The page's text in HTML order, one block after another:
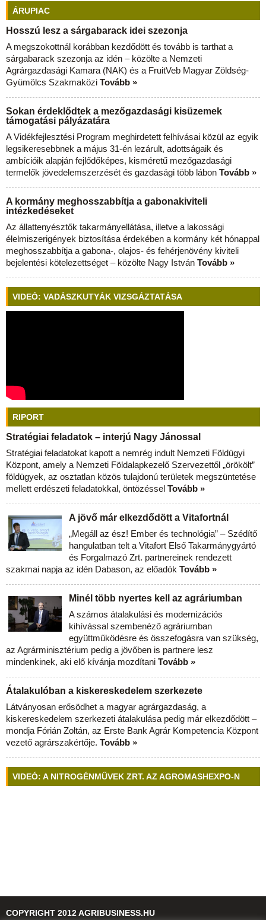
ÁRUPIAC
Hosszú lesz a sárgabarack idei szezonja
A megszokottnál korábban kezdődött és tovább is tarthat a
sárgabarack szezonja az idén – közölte a Nemzeti
Agrárgazdasági Kamara (NAK) és a FruitVeb Magyar Zöldség-
Gyümölcs Szakmaközi Tovább »
Sokan érdeklődtek a mezőgazdasági kisüzemek
támogatási pályázatára
A Vidékfejlesztési Program meghirdetett felhívásai közül az egyik
legsikeresebbnek a május 31-én lezárult, adottságaik és
ambícióik alapján fejlődőképes, kisméretű mezőgazdasági
termelők jövedelemszerzését és gazdasági több lábon Tovább »
A kormány meghosszabbítja a gabonakiviteli
intézkedéseket
Az állattenyésztők takarmányellátása, illetve a lakossági
élelmiszerigények biztosítása érdekében a kormány két hónappal
meghosszabbítja a gabona-, olajos- és fehérjenövény kiviteli
bejelentési kötelezettséget – közölte Nagy István Tovább »
VIDEÓ: VADÁSZKUTYÁK VIZSGÁZTATÁSA
RIPORT
Stratégiai feladatok – interjú Nagy Jánossal
Stratégiai feladatokat kapott a nemrég indult Nemzeti Földügyi
Központ, amely a Nemzeti Földalapkezelő Szervezettől „örökölt”
földügyek, az osztatlan közös tulajdonú területek megszüntetése
mellett erdészeti feladatokkal, öntözéssel Tovább »
A jövő már elkezdődött a Vitafortnál
„Megáll az ész! Ember és technológia” – Szédítő
hangulatban telt a Vitafort Első Takarmánygyártó
és Forgalmazó Zrt. partnereinek rendezett
szakmai napja az idén Dabason, az előadók Tovább »
Minél több nyertes kell az agráriumban
A számos átalakulási és modernizációs
kihívással szembenéző agráriumban
együttműködésre és összefogásra van szükség,
az Agrárminisztérium pedig a jövőben is partnere lesz
mindenkinek, aki elő kívánja mozdítani Tovább »
Átalakulóban a kiskereskedelem szerkezete
Látványosan erősödhet a magyar agrárgazdaság, a
kiskereskedelem szerkezeti átalakulása pedig már elkezdődött –
mondja Fórián Zoltán, az Erste Bank Agrár Kompetencia Központ
vezető agrárszakértője. Tovább »
VIDEÓ: A NITROGÉNMŰVEK ZRT. AZ AGROMASHEXPO-N
COPYRIGHT 2012 AGRIBUSINESS.HU